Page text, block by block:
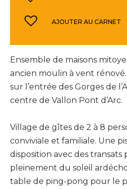
Ensemble de maisons
ancien moulin à vent
sur l’entrée des Gorges de
centre de Vallon Pont d’Arc.
Village de gîtes de 2 à 8
conviviale et familiale. Une
disposition avec des
pleinement du soleil
table de ping-pong pour le
AJOUTER AU CARNET